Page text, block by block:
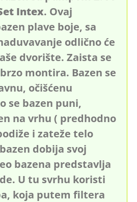
Intex. Ovaj
plave boje, sa
odlično će
dvorište. Zaista se
montira. Bazen se
očišćenu
se bazen puni,
na vrhu ( predhodno
i zateže telo
dobija svoj
bazena predstavlja
U tu svrhu koristi
koja putem filtera